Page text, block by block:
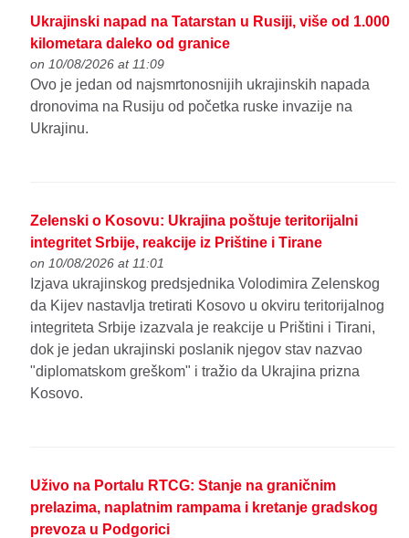
Ukrajinski napad na Tatarstan u Rusiji, više od 1.000
kilometara daleko od granice
on 10/08/2026 at 11:09
Ovo je jedan od najsmrtonosnijih ukrajinskih napada
dronovima na Rusiju od početka ruske invazije na
Ukrajinu.
Zelenski o Kosovu: Ukrajina poštuje teritorijalni
integritet Srbije, reakcije iz Prištine i Tirane
on 10/08/2026 at 11:01
Izjava ukrajinskog predsjednika Volodimira Zelenskog
da Kijev nastavlja tretirati Kosovo u okviru teritorijalnog
integriteta Srbije izazvala je reakcije u Prištini i Tirani,
dok je jedan ukrajinski poslanik njegov stav nazvao
"diplomatskom greškom" i tražio da Ukrajina prizna
Kosovo.
Uživo na Portalu RTCG: Stanje na graničnim
prelazima, naplatnim rampama i kretanje gradskog
prevoza u Podgorici